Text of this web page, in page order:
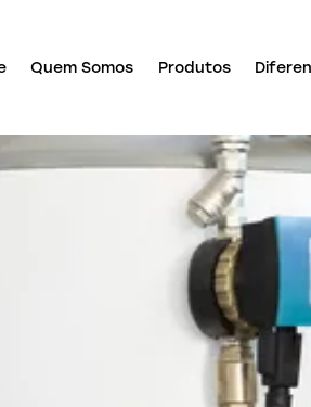
Quem Somos Produtos